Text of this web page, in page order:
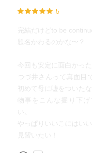
5
完結だけどto be
題名かわるのかな〜？
今回も安定に面白かった
つづ井さんって真面目
初めて母に嘘をついた
物事をこんな掘り下
い。
やっぱりいいこにはい
見習いたい！